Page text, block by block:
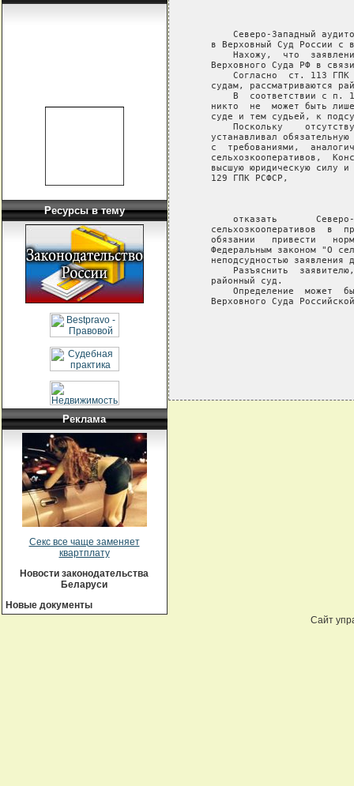
Ресурсы в тему
Реклама
Секс все чаще заменяет
квартплату
Новости законодательства
Беларуси
Новые документы
Северо-Западный
в Верховный Суд России с
Нахожу,  что
Верховного Суда РФ в
Согласно  ст. 113
судам, рассматриваются
В  соответствии с п.
никто  не  может быть
суде и тем судьей, к
Поскольку
устанавливал
с  требованиями,
сельхозкооперативов,
высшую юридическую силу
   129 ГПК РСФСР,
отказать
сельхозкооперативов  в
обязании   привести
Федеральным законом "О
неподсудностью заявления
Разъяснить
   районный суд.
Определение  может
Верховного Суда
Сайт